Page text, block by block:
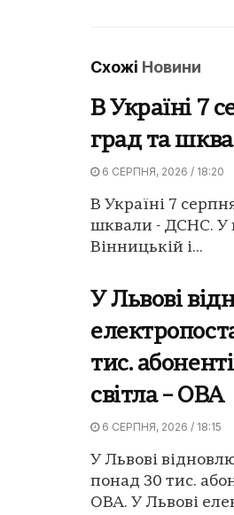
Схожі Новини
В Україні 7
град та
6 СЕРПНЯ, 2026 / 18:20
В Україні 7
шквали - ДСНС. У
Вінницькій і...
У Львові
тис.
світла – ОВА
6 СЕРПНЯ, 2026 / 18:15
У Львові
понад 30 тис.
ОВА. У Львові